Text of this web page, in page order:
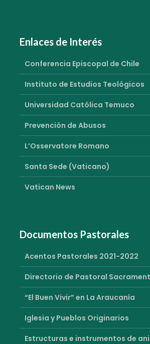
Enlaces de Interés
Conferencia Episcopal de Chile
Instituto de Estudios Teológicos
Universidad Católica Temuco
Prevención de Abusos
L’Osservatore Romano
Santa Sede (Vaticano)
Vatican News
Documentos Pastorales
Acentos Pastorales 2021-2022
Directorio de Pastoral
“El Buen Vivir” en La Araucanía
Iglesia y Pueblos Originarios
Estructuras e instrumentos de